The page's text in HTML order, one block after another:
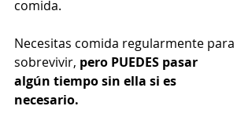
comida.
Necesitas comida regularmente para
sobrevivir, pero PUEDES pasar
algún tiempo sin ella si es
necesario.